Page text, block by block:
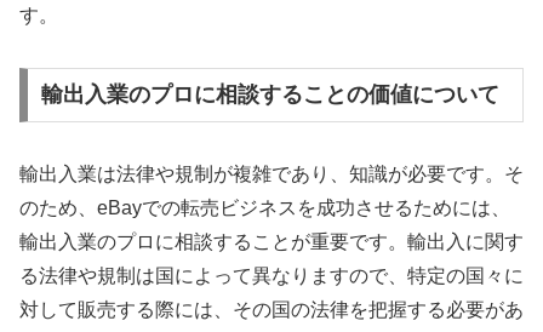
す。
輸出入業のプロに相談することの価値について
輸出入業は法律や規制が複雑であり、知識が必要です。そ
のため、eBayでの転売ビジネスを成功させるためには、
輸出入業のプロに相談することが重要です。輸出入に関す
る法律や規制は国によって異なりますので、特定の国々に
対して販売する際には、その国の法律を把握する必要があ